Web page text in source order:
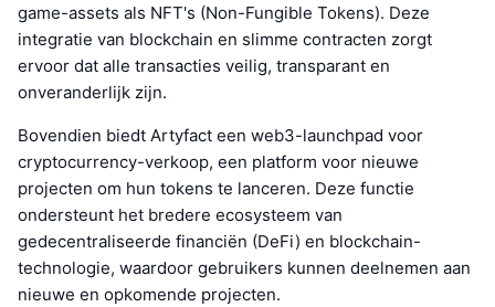
game-assets als NFT's (Non-Fungible Tokens). Deze
integratie van blockchain en slimme contracten zorgt
ervoor dat alle transacties veilig, transparant en
onveranderlijk zijn.
Bovendien biedt Artyfact een web3-launchpad voor
cryptocurrency-verkoop, een platform voor nieuwe
projecten om hun tokens te lanceren. Deze functie
ondersteunt het bredere ecosysteem van
gedecentraliseerde financiën (DeFi) en blockchain-
technologie, waardoor gebruikers kunnen deelnemen aan
nieuwe en opkomende projecten.